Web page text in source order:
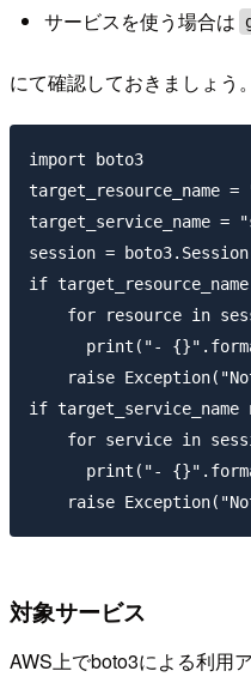
サービスを使う場合は
にて確認しておきましょう。
import boto3
target_resource_name =
target_service_name =
session =
if
for resource in
print("-
raise
if
for service in
print("-
対象サービス
AWS上でboto3による利用